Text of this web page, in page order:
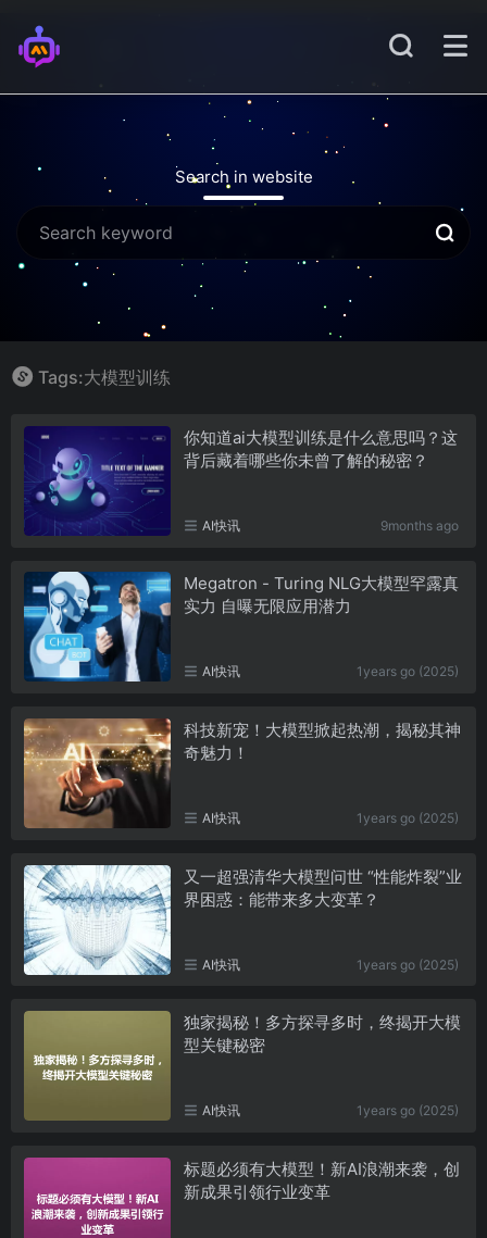
Search in website
Tags:大模型训练
你知道ai大模型训练是什么意思吗？这
背后藏着哪些你未曾了解的秘密？
AI快讯 9months ago
Megatron - Turing NLG大模型罕露真
实力 自曝无限应用潜力
AI快讯 1years go (2025)
科技新宠！大模型掀起热潮，揭秘其神
奇魅力！
AI快讯 1years go (2025)
又一超强清华大模型问世 “性能炸裂”业
界困惑：能带来多大变革？
AI快讯 1years go (2025)
独家揭秘！多方探寻多时，终揭开大模
型关键秘密
AI快讯 1years go (2025)
标题必须有大模型！新AI浪潮来袭，创
新成果引领行业变革